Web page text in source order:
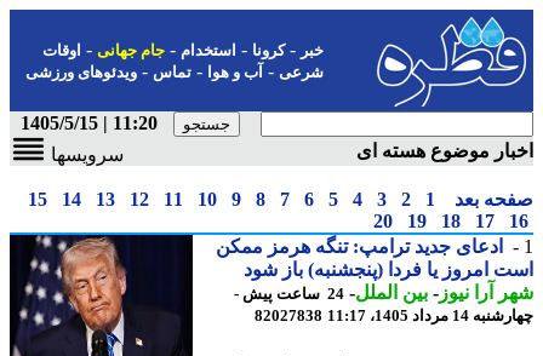
-کرونا-استخدام- جام جهانی-اوقات
شرعی-آب و هوا-تماس-ویدئوهای ورزشی
11:20 | 1405/5/15
موضوع هسته ای
سرویسها
بعد 1
2
3
4
5
6
7
8
9
10
11
12
13
14
15
17
18
19
20
ادعای جدید ترامپ: تنگه هرمز ممکن
امروز یا فردا (پنجشنبه) باز شود
آرا نیوز-بین الملل-
24 ساعت پیش -
مرداد 1405، 11:17
82027838